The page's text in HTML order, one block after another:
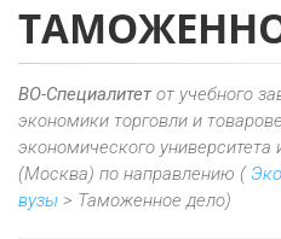
ВО-Специалитетот учебного
экономики торговли и
экономического
(Москва) по направлению (
вузы > Таможенное дело)